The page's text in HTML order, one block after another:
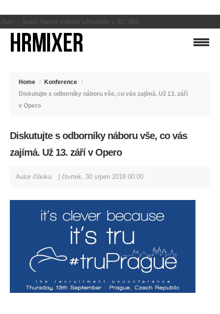
:_load: Nelze nahrát uživatele s ID: 360
Home / Konference /
Diskutujte s odborníky náboru vše, co vás zajímá. Už 13. září
v Opero
Diskutujte s odborníky náboru vše, co vás
zajímá. Už 13. září v Opero
Autor článku čtvrtek, 30 srpen 2018 00:00